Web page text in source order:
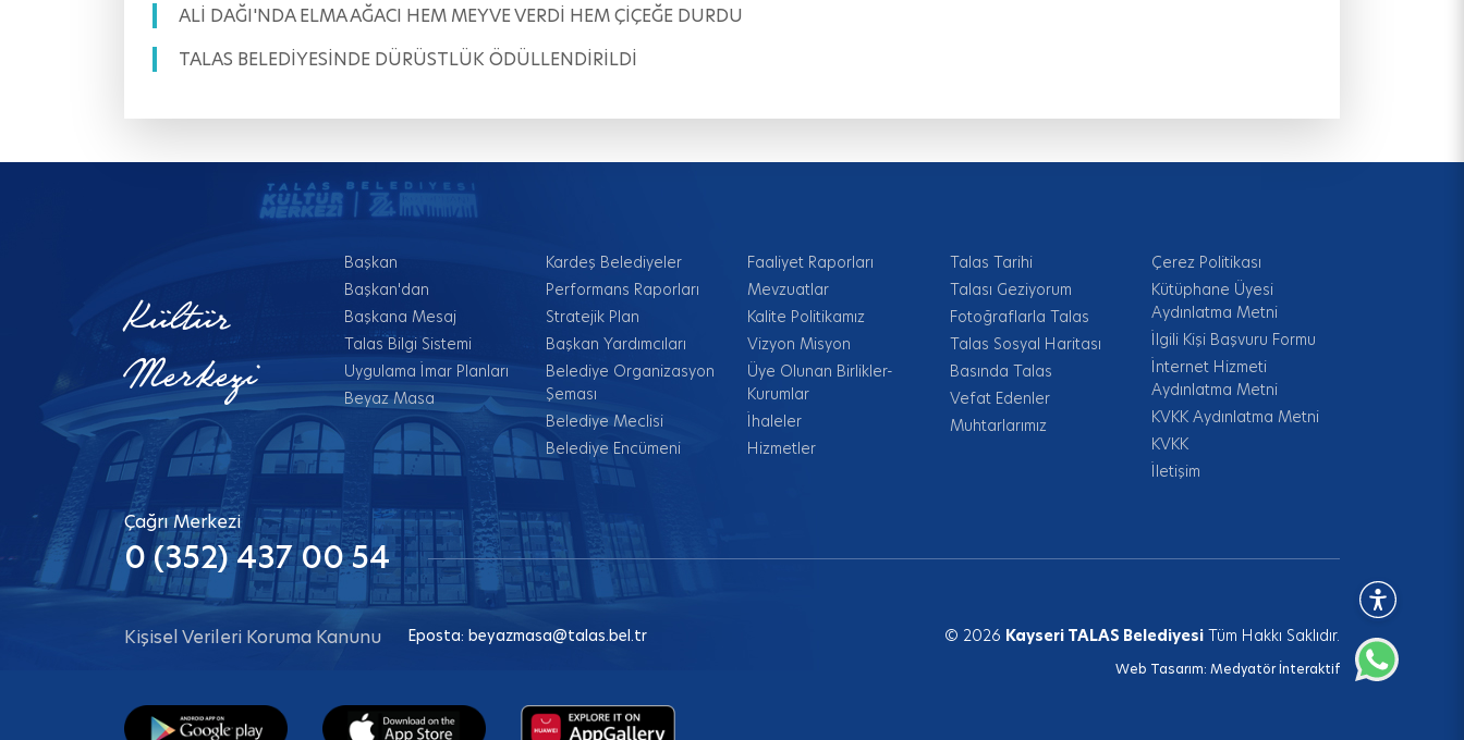
ALİ DAĞI'NDA ELMA AĞACI HEM MEYVE VERDİ HEM ÇİÇEĞE DURDU
TALAS BELEDİYESİNDE DÜRÜSTLÜK ÖDÜLLENDİRİLDİ
Kültür
Merkezi
Başkan
Başkan'dan
Başkana Mesaj
Talas Bilgi Sistemi
Uygulama İmar Planları
Beyaz Masa
Kardeş Belediyeler
Performans Raporları
Stratejik Plan
Başkan Yardımcıları
Belediye Organizasyon
Şeması
Belediye Meclisi
Belediye Encümeni
Faaliyet Raporları
Mevzuatlar
Kalite Politikamız
Vizyon Misyon
Üye Olunan Birlikler-
Kurumlar
İhaleler
Hizmetler
Talas Tarihi
Talası Geziyorum
Fotoğraflarla Talas
Talas Sosyal Haritası
Basında Talas
Vefat Edenler
Muhtarlarımız
Çerez Politikası
Kütüphane Üyesi
Aydınlatma Metni
İlgili Kişi Başvuru Formu
İnternet Hizmeti
Aydınlatma Metni
KVKK Aydınlatma Metni
KVKK
İletişim
Çağrı Merkezi
0 (352) 437 00 54
Kişisel Verileri Koruma Kanunu Eposta: beyazmasa@talas.bel.tr © 2026 Kayseri TALAS Belediyesi Tüm Hakkı Saklıdır.
Web Tasarım: Medyatör İnteraktif